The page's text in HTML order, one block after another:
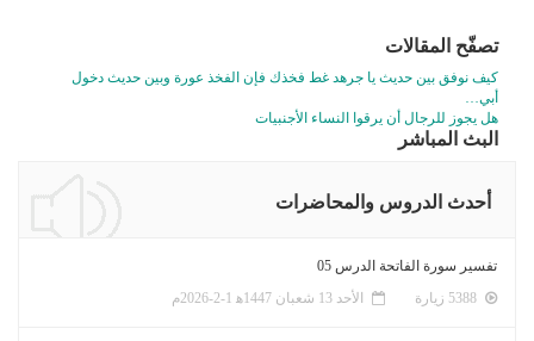
تصفّح المقالات
كيف نوفق بين حديث يا جرهد غط فخذك فإن الفخذ عورة وبين حديث دخول
أبي…
هل يجوز للرجال أن يرقوا النساء الأجنبيات
البث المباشر
أحدث الدروس والمحاضرات
تفسير سورة الفاتحة الدرس 05
الأحد 13 شعبان 1447ﻫ 1-2-2026م